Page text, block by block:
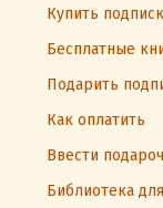
Купить
Бесплатные
Подарить
Как оплатить
Ввести
Библиотека